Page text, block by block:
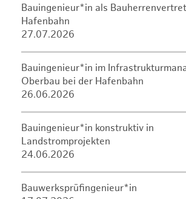
Bauingenieur*in als
Hafenbahn
27.07.2026
Bauingenieur*in im
Oberbau bei der Hafenbahn
26.06.2026
Bauingenieur*in konstruktiv in
Landstromprojekten
24.06.2026
Bauwerksprüfingenieur*in